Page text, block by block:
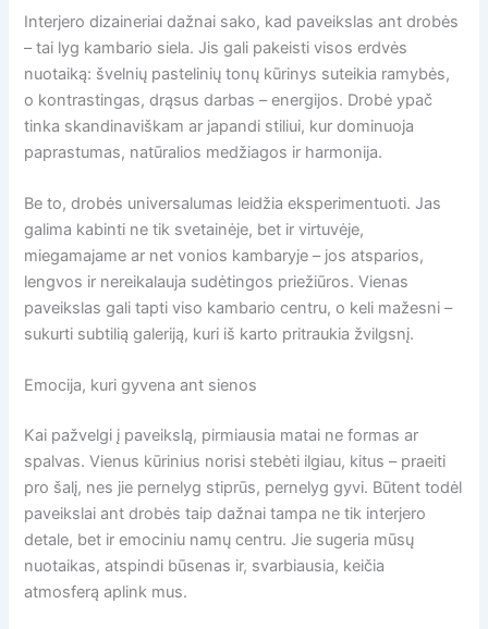
Interjero dizaineriai dažnai sako, kad paveikslas ant drobės
– tai lyg kambario siela. Jis gali pakeisti visos erdvės
nuotaiką: švelnių pastelinių tonų kūrinys suteikia ramybės,
o kontrastingas, drąsus darbas – energijos. Drobė ypač
tinka skandinaviškam ar japandi stiliui, kur dominuoja
paprastumas, natūralios medžiagos ir harmonija.
Be to, drobės universalumas leidžia eksperimentuoti. Jas
galima kabinti ne tik svetainėje, bet ir virtuvėje,
miegamajame ar net vonios kambaryje – jos atsparios,
lengvos ir nereikalauja sudėtingos priežiūros. Vienas
paveikslas gali tapti viso kambario centru, o keli mažesni –
sukurti subtilią galeriją, kuri iš karto pritraukia žvilgsnį.
Emocija, kuri gyvena ant sienos
Kai pažvelgi į paveikslą, pirmiausia matai ne formas ar
spalvas. Vienus kūrinius norisi stebėti ilgiau, kitus – praeiti
pro šalį, nes jie pernelyg stiprūs, pernelyg gyvi. Būtent todėl
paveikslai ant drobės taip dažnai tampa ne tik interjero
detale, bet ir emociniu namų centru. Jie sugeria mūsų
nuotaikas, atspindi būsenas ir, svarbiausia, keičia
atmosferą aplink mus.